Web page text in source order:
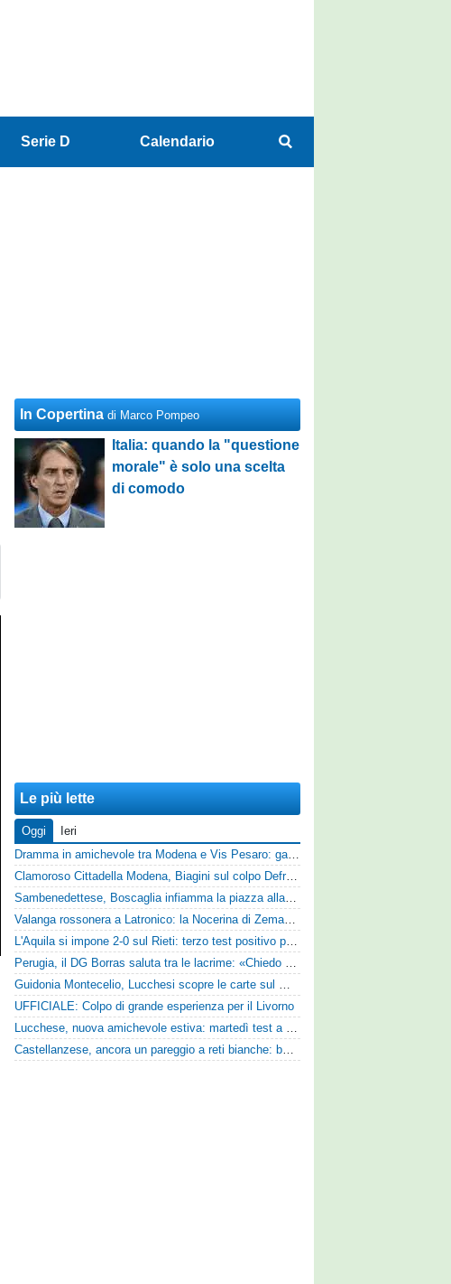
Serie D Calendario
In Copertina di Marco Pompeo
Italia: quando la "questione
morale" è solo una scelta
di comodo
Le più lette
Oggi
Ieri
Dramma in amichevole tra Modena e Vis Pesaro: gara sospesa per il grave infortunio di Sersanti
Clamoroso Cittadella Modena, Biagini sul colpo Defrel: «Per noi rappresenta un sogno, a volte si realizzano»
Sambenedettese, Boscaglia infiamma la piazza alla presentazione: «Senza di voi non saremmo nulla, vi promettiamo lavoro e maglia sudata»
Valanga rossonera a Latronico: la Nocerina di Zeman ne fa 9 all'Atletico Agromonte
L'Aquila si impone 2-0 sul Rieti: terzo test positivo per la squadra di Andreucci
Perugia, il DG Borras saluta tra le lacrime: «Chiedo scusa a tifosi e famiglia, Faroni ha perso tantissimi soldi»
Guidonia Montecelio, Lucchesi scopre le carte sul mercato: «Siamo contenti del lavoro fatto, puntiamo dritti ai playoff»
UFFICIALE: Colpo di grande esperienza per il Livorno
Lucchese, nuova amichevole estiva: martedì test a Montepulciano contro il Taranto
Castellanzese, ancora un pareggio a reti bianche: buone risposte per Bolzoni col Club Milano